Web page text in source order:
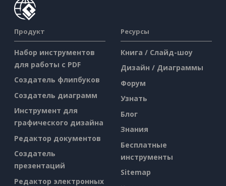
Продукт
Набор инструментов
для работы с PDF
Создатель флипбуков
Создатель диаграмм
Инструмент для
графического дизайна
Редактор документов
Создатель
презентаций
Редактор электронных
Ресурсы
Книга / Слайд-шоу
Дизайн / Диаграммы
Форум
Узнать
Блог
Знания
Бесплатные
инструменты
Sitemap